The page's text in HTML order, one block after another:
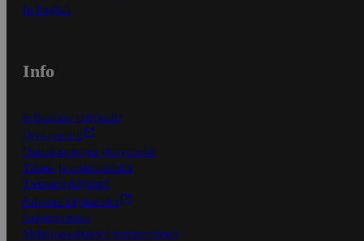
In English
Info
S-Business yrityksille
Oiva-raportit
Osuuskauppojen yhteystiedot
Tilaus- ja toimitusehdot
Tietosuojakäytäntö
Palvelun käyttöehdot
Saavutettavuus
Mobiilisovelluksen saavutettavuus